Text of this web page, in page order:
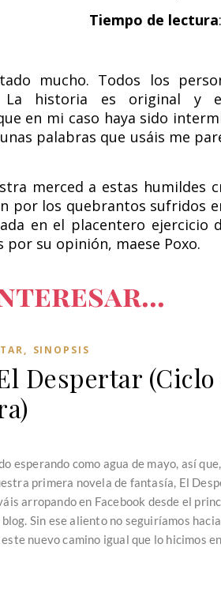
Tiempo de lectura
mucho. Todos los
La historia es original y
en mi caso haya sido
palabras que usáis me
merced a estas humildes
por los quebrantos sufridos
en el placentero ejercicio
por su opinión, maese Poxo.
, SINOPSIS
Despertar (Ciclo
esperando como agua de mayo, así
primera novela de fantasía, El
arropando en Facebook desde el
Sin ese aliento no seguiríamos
nuevo camino igual que lo hicimos